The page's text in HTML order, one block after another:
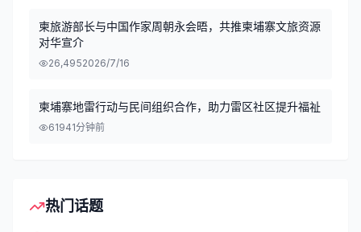
柬旅游部长与中国作家周朝永会晤，共推柬埔寨文旅资源
对华宣介
26,4952026/7/16
柬埔寨地雷行动与民间组织合作，助力雷区社区提升福祉
61941分钟前
热门话题